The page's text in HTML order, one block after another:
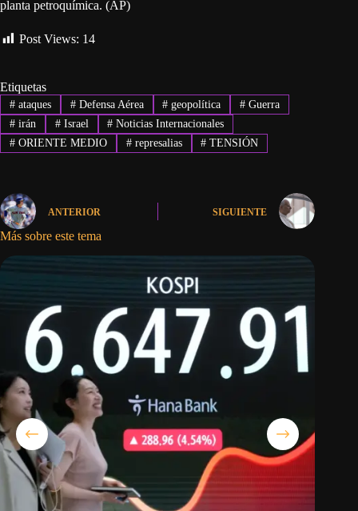
planta petroquímica. (AP)
Post Views: 14
Etiquetas
#ataques #Defensa Aérea # geopolítica # Guerra
#irán #Israel # Noticias Internacionales
#ORIENTE MEDIO #represalias # TENSIÓN
ANTERIOR SIGUIENTE
Más sobre este tema